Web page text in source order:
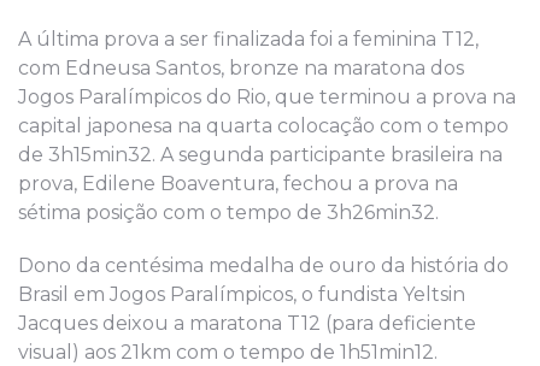
A última prova a ser finalizada foi a feminina T12,
com Edneusa Santos, bronze na maratona dos
Jogos Paralímpicos do Rio, que terminou a prova na
capital japonesa na quarta colocação com o tempo
de 3h15min32. A segunda participante brasileira na
prova, Edilene Boaventura, fechou a prova na
sétima posição com o tempo de 3h26min32.
Dono da centésima medalha de ouro da história do
Brasil em Jogos Paralímpicos, o fundista Yeltsin
Jacques deixou a maratona T12 (para deficiente
visual) aos 21km com o tempo de 1h51min12.